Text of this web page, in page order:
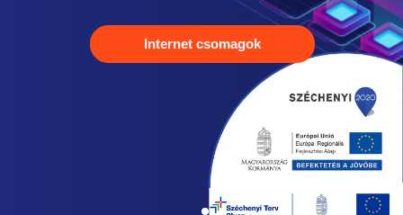
Internet csomagok